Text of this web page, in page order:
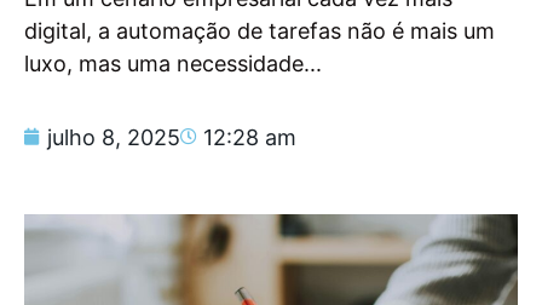
digital, a automação de tarefas não é mais um
luxo, mas uma necessidade...
julho 8, 2025 12:28 am